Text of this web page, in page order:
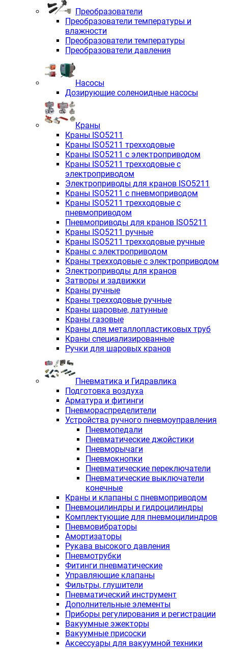
Преобразователи
Преобразователи температуры и
влажности
Преобразователи температуры
Преобразователи давления
Насосы
Дозирующие соленоидные насосы
Краны
Краны ISO5211
Краны ISO5211 трехходовые
Краны ISO5211 с электроприводом
Краны ISO5211 трехходовые с
электроприводом
Электроприводы для кранов ISO5211
Краны ISO5211 с пневмоприводом
Краны ISO5211 трехходовые с
пневмоприводом
Пневмоприводы для кранов ISO5211
Краны ISO5211 ручные
Краны ISO5211 трехходовые ручные
Краны с электроприводом
Краны трехходовые с электроприводом
Электроприводы для кранов
Затворы и задвижки
Краны ручные
Краны трехходовые ручные
Краны шаровые, латунные
Краны газовые
Краны для металлопластиковых труб
Краны специализированные
Ручки для шаровых кранов
Пневматика и Гидравлика
Подготовка воздуха
Арматура и фитинги
Пневмораспределители
Устройства ручного пневмоуправления
Пневмопедали
Пневматические джойстики
Пневморычаги
Пневмокнопки
Пневматические переключатели
Пневматические выключатели
конечные
Краны и клапаны с пневмоприводом
Пневмоцилиндры и гидроцилиндры
Комплектующие для пневмоцилиндров
Пневмовибраторы
Амортизаторы
Рукава высокого давления
Пневмотрубки
Фитинги пневматические
Управляющие клапаны
Фильтры, глушители
Пневматический инструмент
Дополнительные элементы
Приборы регулирования и регистрации
Вакуумные эжекторы
Вакуумные присоски
Аксессуары для вакуумной техники